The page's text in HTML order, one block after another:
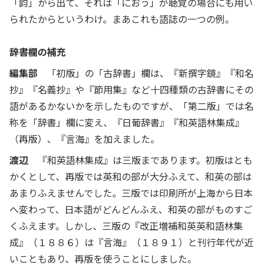
られたからというわけ。まあこれも語誌の一つの例。
辞書欄の補充
編集部 「初版」の「古辞書」欄は、『新撰字鏡』『和名
抄』『名義抄』や『節用集』など十四種類の古辞書にその
語があるかないかを示したものですが、「第二版」では名
称を「辞書」欄に変え、『日葡辞書』『和英語林集成』
（再版）、『言海』を加えました。
渡辺 『和英語林集成』は三版まであります。初版はとも
かくとして、再版では英和の部が大分ふえて、和英の部は
あまりふえませんでした。三版では印刷所が上海から日本
へ変わって、日本語がどんどんふえ、和英の部がものすご
くふえます。しかし、三版の『改正増補和英英和語林集
成』（１８８６）は『言海』（１８９１）と刊行年代が近
いこともあり、再版を使うことにしました。